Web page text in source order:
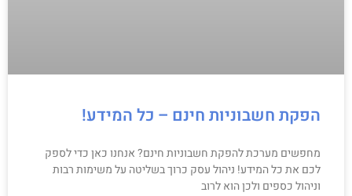
הפקת חשבוניות חינם – כל המידע!
מחפשים מערכת להפקת חשבוניות חינם? אנחנו כאן כדי לספק
לכם את כל המידע! ניהול עסק כרוך בשליטה על משימות רבות
וניהול כספים ולכן הוא לרוב